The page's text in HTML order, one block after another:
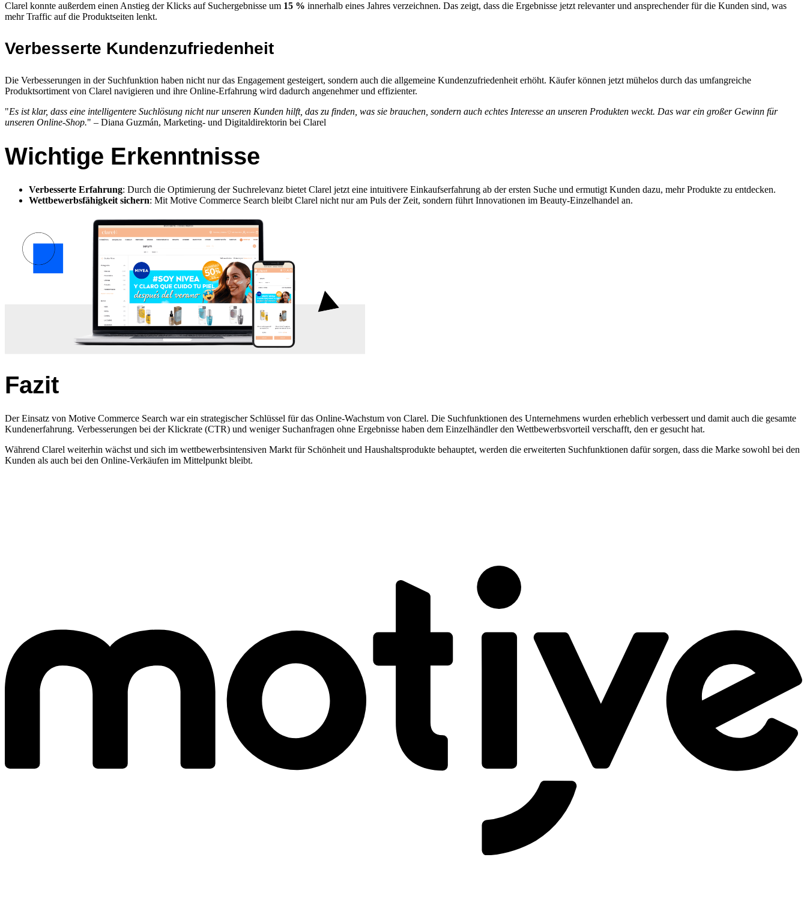
Clarel konnte außerdem einen Anstieg der Klicks auf Suchergebnisse um 15 % innerhalb eines Jahres verzeichnen. Das zeigt, dass die Ergebnisse jetzt relevanter und ansprechender für die Kunden sind, was
mehr Traffic auf die Produktseiten lenkt.
Verbesserte Kundenzufriedenheit
Die Verbesserungen in der Suchfunktion haben nicht nur das Engagement gesteigert, sondern auch die allgemeine Kundenzufriedenheit erhöht. Käufer können jetzt mühelos durch das umfangreiche
Produktsortiment von Clarel navigieren und ihre Online-Erfahrung wird dadurch angenehmer und effizienter.
"Es ist klar, dass eine intelligentere Suchlösung nicht nur unseren Kunden hilft, das zu finden, was sie brauchen, sondern auch echtes Interesse an unseren Produkten weckt. Das war ein großer Gewinn für
unseren Online-Shop." – Diana Guzmán, Marketing- und Digitaldirektorin bei Clarel
Wichtige Erkenntnisse
Verbesserte Erfahrung: Durch die Optimierung der Suchrelevanz bietet Clarel jetzt eine intuitivere Einkaufserfahrung ab der ersten Suche und ermutigt Kunden dazu, mehr Produkte zu entdecken.
Wettbewerbsfähigkeit sichern: Mit Motive Commerce Search bleibt Clarel nicht nur am Puls der Zeit, sondern führt Innovationen im Beauty-Einzelhandel an.
Fazit
Der Einsatz von Motive Commerce Search war ein strategischer Schlüssel für das Online-Wachstum von Clarel. Die Suchfunktionen des Unternehmens wurden erheblich verbessert und damit auch die gesamte
Kundenerfahrung. Verbesserungen bei der Klickrate (CTR) und weniger Suchanfragen ohne Ergebnisse haben dem Einzelhändler den Wettbewerbsvorteil verschafft, den er gesucht hat.
Während Clarel weiterhin wächst und sich im wettbewerbsintensiven Markt für Schönheit und Haushaltsprodukte behauptet, werden die erweiterten Suchfunktionen dafür sorgen, dass die Marke sowohl bei den
Kunden als auch bei den Online-Verkäufen im Mittelpunkt bleibt.